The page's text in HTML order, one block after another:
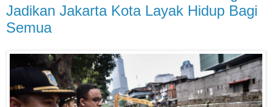
Jadikan Jakarta Kota Layak Hidup Bagi
Semua